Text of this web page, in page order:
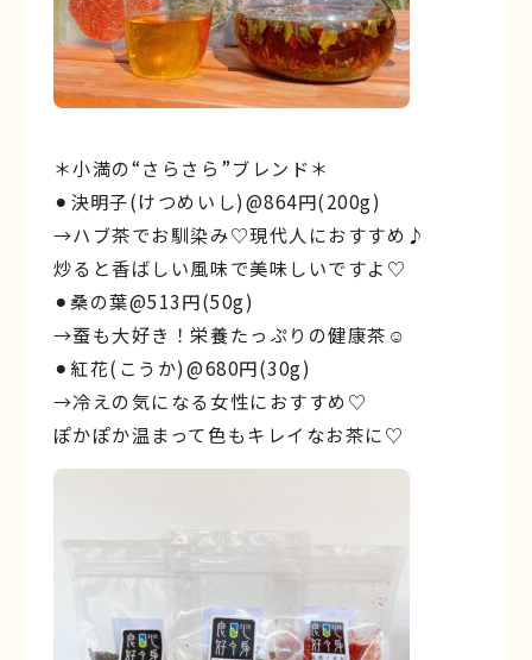
＊小満の“さらさら”ブレンド＊
⚫︎決明子(けつめいし)@864円(200g)
→ハブ茶でお馴染み♡現代人におすすめ♪
炒ると香ばしい風味で美味しいですよ♡
⚫︎桑の葉@513円(50g)
→蚕も大好き！栄養たっぷりの健康茶☺︎
⚫︎紅花(こうか)@680円(30g)
→冷えの気になる女性におすすめ♡
ぽかぽか温まって色もキレイなお茶に♡